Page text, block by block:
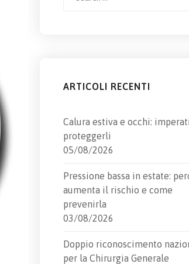
ARTICOLI RECENTI
Calura estiva e occhi:
proteggerli
05/08/2026
Pressione bassa in estate:
aumenta il rischio e come
prevenirla
03/08/2026
Doppio riconoscimento
per la Chirurgia Generale